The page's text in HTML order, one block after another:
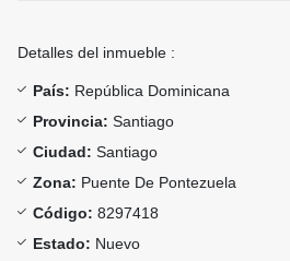
Detalles del inmueble :
País: República Dominicana
Provincia: Santiago
Ciudad: Santiago
Zona: Puente De Pontezuela
Código: 8297418
Estado: Nuevo